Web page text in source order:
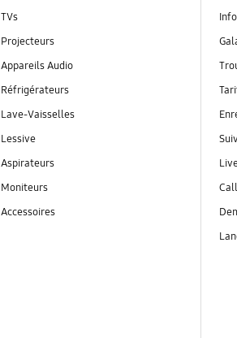
TVs
Projecteurs
Appareils Audio
Réfrigérateurs
Lave-Vaisselles
Lessive
Aspirateurs
Moniteurs
Accessoires